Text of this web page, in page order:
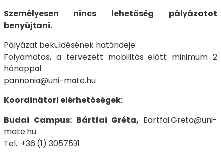
Személyesen nincs lehetőség pályázatot
benyújtani.
Pályázat beküldésének határideje:
Folyamatos, a tervezett mobilitás előtt minimum 2
hónappal.
pannonia@uni-mate.hu
Koordinátori elérhetőségek:
Budai Campus: Bártfai Gréta, Bartfai.Greta@uni-
mate.hu
Tel.: +36 (1) 3057591